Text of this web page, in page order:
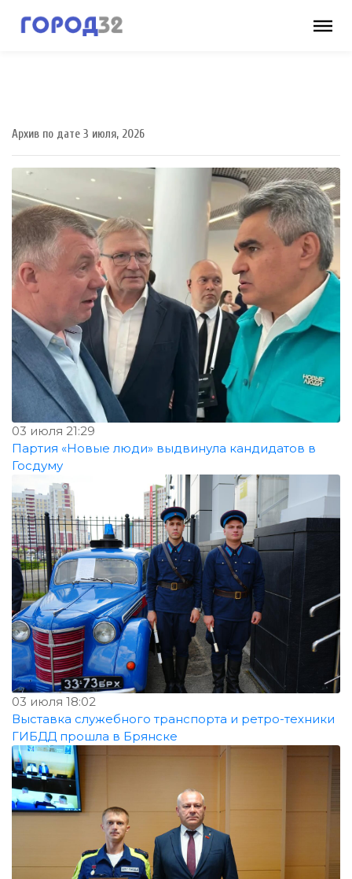
Архив по дате 3 июля, 2026
03 июля 21:29
Партия «Новые люди» выдвинула кандидатов в
Госдуму
03 июля 18:02
Выставка служебного транспорта и ретро-техники
ГИБДД прошла в Брянске